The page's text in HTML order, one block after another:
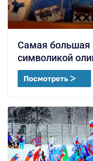
Самая большая
символикой
Посмотреть ᐳ